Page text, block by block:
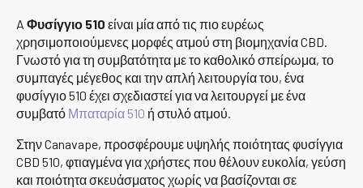
A Φυσίγγιο 510 είναι μία από τις πιο ευρέως
χρησιμοποιούμενες μορφές ατμού στη βιομηχανία CBD.
Γνωστό για τη συμβατότητα με το καθολικό σπείρωμα, το
συμπαγές μέγεθος και την απλή λειτουργία του, ένα
φυσίγγιο 510 έχει σχεδιαστεί για να λειτουργεί με ένα
συμβατό Μπαταρία 510 ή στυλό ατμού.
Στην Canavape, προσφέρουμε υψηλής ποιότητας φυσίγγια
CBD 510, φτιαγμένα για χρήστες που θέλουν ευκολία, γεύση
και ποιότητα σκευάσματος χωρίς να βασίζονται σε